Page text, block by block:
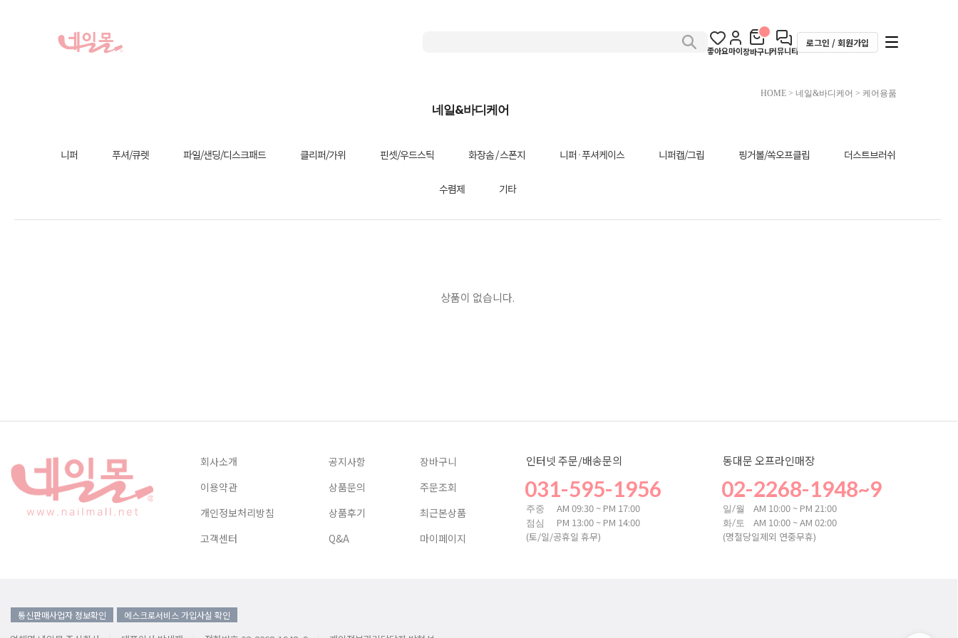
좋아요마이장바구니커뮤니티
로그인 / 회원가입
HOME> 네일&바디케어 > 케어용품
네일&바디케어
니퍼 푸셔/큐렛 파일/샌딩/디스크패드 클리퍼/가위 핀셋/우드스틱 화장솜 / 스폰지 니퍼·푸셔케이스 니퍼캡/그립 핑거볼/쏙오프클립 더스트브러쉬
수렴제 기타
상품이 없습니다.
회사소개
이용약관
개인정보처리방침
고객센터
공지사항
상품문의
상품후기
Q&A
장바구니
주문조회
최근본상품
마이페이지
인터넷 주문/배송문의
031-595-1956
주중 AM 09:30 ~ PM 17:00
점심
PM 13:00 ~ PM 14:00
(토/일/공휴일 휴무)
동대문 오프라인매장
02-2268-1948~9
일/월 AM 10:00 ~ PM 21:00
화/토
AM 10:00 ~ AM 02:00
(명절당일제외 연중무휴)
통신판매사업자 정보확인 에스크로서비스 가입사실 확인